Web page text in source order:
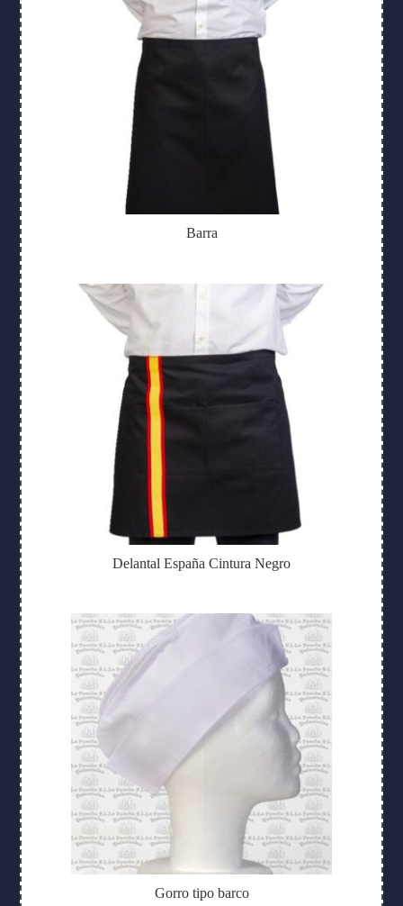
Barra
Delantal España Cintura Negro
Gorro tipo barco